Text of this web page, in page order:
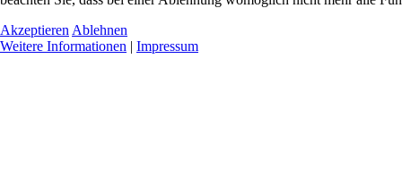
Akzeptieren Ablehnen
Weitere Informationen | Impressum